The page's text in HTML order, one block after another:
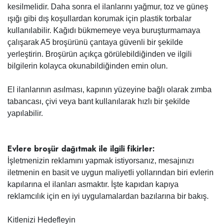
kesilmelidir. Daha sonra el ilanlarını yağmur, toz ve güneş
ışığı gibi dış koşullardan korumak için plastik torbalar
kullanılabilir. Kağıdı bükmemeye veya buruşturmamaya
çalışarak A5 broşürünü çantaya güvenli bir şekilde
yerleştirin. Broşürün açıkça görülebildiğinden ve ilgili
bilgilerin kolayca okunabildiğinden emin olun.
El ilanlarının asılması, kapının yüzeyine bağlı olarak zımba
tabancası, çivi veya bant kullanılarak hızlı bir şekilde
yapılabilir.
Evlere broşür dağıtmak ile ilgili fikirler:
İşletmenizin reklamını yapmak istiyorsanız, mesajınızı
iletmenin en basit ve uygun maliyetli yollarından biri evlerin
kapılarına el ilanları asmaktır. İşte kapıdan kapıya
reklamcılık için en iyi uygulamalardan bazılarına bir bakış.
Kitlenizi Hedefleyin